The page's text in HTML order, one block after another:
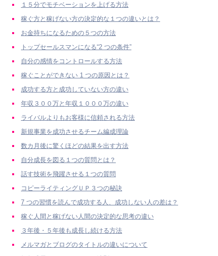
１５分でモチベーションを上げる方法
稼ぐ方と稼げない方の決定的な１つの違いとは？
お金持ちになるための５つの方法
トップセールスマンになる“2 つの条件”
自分の感情をコントロールする方法
稼ぐことができない 1 つの原因とは？
成功する方と成功していない方の違い
年収３００万と年収１０００万の違い
ライバルよりもお客様に信頼される方法
新規事業を成功させるチーム編成理論
数カ月後に驚くほどの結果を出す方法
自分成長を図る１つの質問とは？
話す技術を飛躍させる１つの質問
コピーライティングＵＰ３つの秘訣
7 つの習慣を読んで成功する人、成功しない人の差は？
稼ぐ人間と稼げない人間の決定的な思考の違い
３年後・５年後も成長し続ける方法
メルマガとブログのタイトルの違いについて